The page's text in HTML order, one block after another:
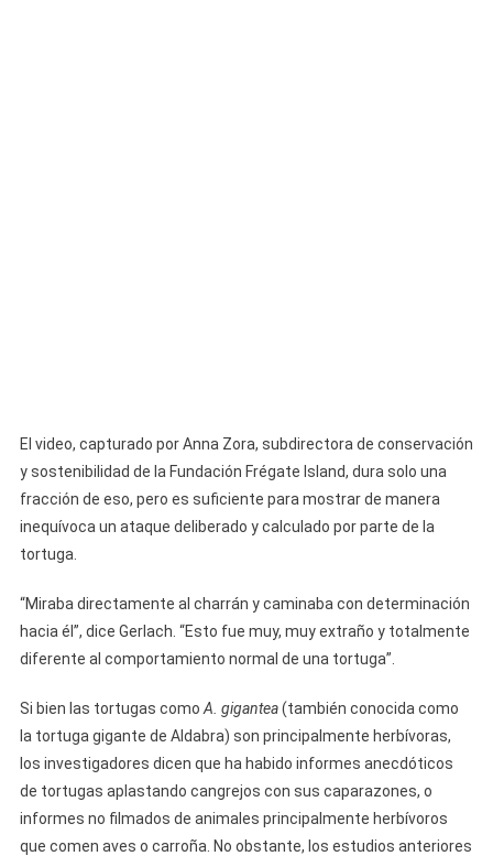
El video, capturado por Anna Zora, subdirectora de conservación
y sostenibilidad de la Fundación Frégate Island, dura solo una
fracción de eso, pero es suficiente para mostrar de manera
inequívoca un ataque deliberado y calculado por parte de la
tortuga.
“Miraba directamente al charrán y caminaba con determinación
hacia él”, dice Gerlach. “Esto fue muy, muy extraño y totalmente
diferente al comportamiento normal de una tortuga”.
Si bien las tortugas como A. gigantea(también conocida como
la tortuga gigante de Aldabra) son principalmente herbívoras,
los investigadores dicen que ha habido informes anecdóticos
de tortugas aplastando cangrejos con sus caparazones, o
informes no filmados de animales principalmente herbívoros
que comen aves o carroña. No obstante, los estudios anteriores